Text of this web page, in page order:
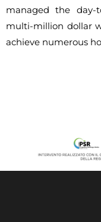
managed the day-
multi-million dollar
achieve numerous